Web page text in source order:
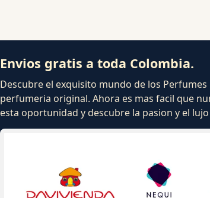
Envios gratis a toda Colombia.
Descubre el exquisito mundo de los
perfumeria original. Ahora es mas facil que
esta oportunidad y descubre la pasion y el